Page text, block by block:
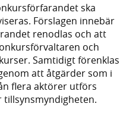
ska
Förslagen innebär
renodlas och att
och
Samtidigt förenklas
att åtgärder som i
flera aktörer utförs